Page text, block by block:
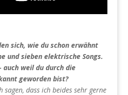
sich, wie du schon erwähnt
und sieben elektrische Songs.
auch weil du durch die
geworden bist?
dass ich beides sehr gerne